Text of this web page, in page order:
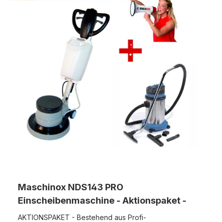
kompletten Zubehör ausgeliefert. Der ergonomische
Handgriff ist ideal für ein ermüdungsfreies Arbeiten.
Gesamtleistung: 1200W / 230V Arbeitsbreite: 432 mm
(17") Drehzahl: 154 U/min Gewicht kompl.: 48 kg
Netzkabellänge: 12 Meter wartungsfreies
Stahlplanetengetrieb Lieferung inkl.: Laugentank 12 Liter,
Shampoo-Bürste (weich), Schrubb-Bürste (mittel), Pad-
Treibteller Vollhaftbelag
Maschinox NDS143 PRO
Einscheibenmaschine - Aktionspaket -
AKTIONSPAKET - Bestehend aus Profi-